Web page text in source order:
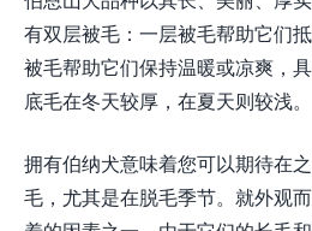
有双层被毛：一层被毛帮助它们
被毛帮助它们保持温暖或凉爽，
底毛在冬天较厚，在夏天则较浅。
拥有伯纳犬意味着您可以期待在
毛，尤其是在脱毛季节。就外观